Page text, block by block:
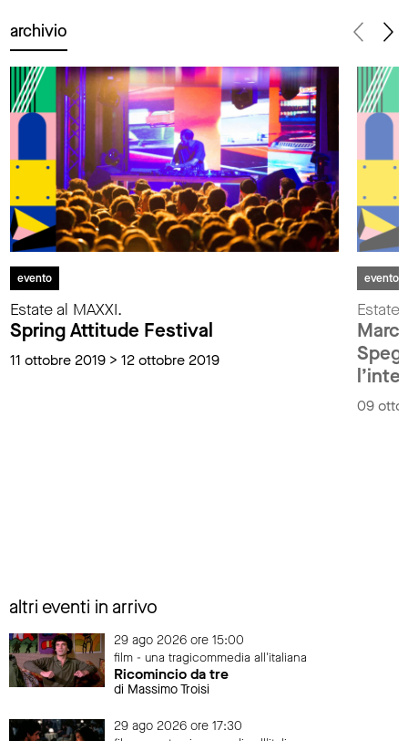
archivio
evento
Estate al MAXXI.
Spring Attitude Festival
11 ottobre 2019 > 12 ottobre 2019
evento
Estate
09
altri eventi in arrivo
29 ago 2026 ore 15:00
film - una tragicommedia all'italiana
Ricomincio da tre
di Massimo Troisi
29 ago 2026 ore 17:30